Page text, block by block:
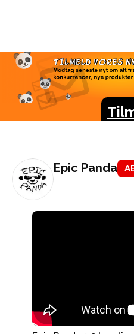
Modtag seneste
konkurrencer, nye
Epic Panda